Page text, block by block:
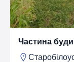
Частина